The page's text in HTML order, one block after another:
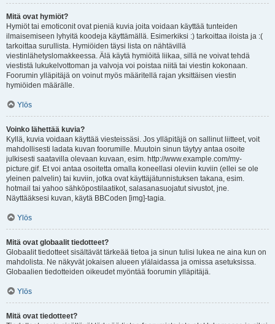
Mitä ovat hymiöt?
Hymiöt tai emoticonit ovat pieniä kuvia joita voidaan käyttää tunteiden
ilmaisemiseen lyhyitä koodeja käyttämällä. Esimerkiksi :) tarkoittaa iloista ja :(
tarkoittaa surullista. Hymiöiden täysi lista on nähtävillä
viestinlähetyslomakkeessa. Älä käytä hymiöitä liikaa, sillä ne voivat tehdä
viestistä lukukelvottoman ja valvoja voi poistaa niitä tai viestin kokonaan.
Foorumin ylläpitäjä on voinut myös määritellä rajan yksittäisen viestin
hymiöiden määrälle.
Ylös
Voinko lähettää kuvia?
Kyllä, kuvia voidaan käyttää viesteissäsi. Jos ylläpitäjä on sallinut liitteet, voit
mahdollisesti ladata kuvan foorumille. Muutoin sinun täytyy antaa osoite
julkisesti saatavilla olevaan kuvaan, esim. http://www.example.com/my-
picture.gif. Et voi antaa osoitetta omalla koneellasi oleviin kuviin (ellei se ole
yleinen palvelin) tai kuviin, jotka ovat käyttäjätunnistuksen takana, esim.
hotmail tai yahoo sähköpostilaatikot, salasanasuojatut sivustot, jne.
Näyttääksesi kuvan, käytä BBCoden [img]-tagia.
Ylös
Mitä ovat globaalit tiedotteet?
Globaalit tiedotteet sisältävät tärkeää tietoa ja sinun tulisi lukea ne aina kun on
mahdolista. Ne näkyvät jokaisen alueen ylälaidassa ja omissa asetuksissa.
Globaalien tiedotteiden oikeudet myöntää foorumin ylläpitäjä.
Ylös
Mitä ovat tiedotteet?